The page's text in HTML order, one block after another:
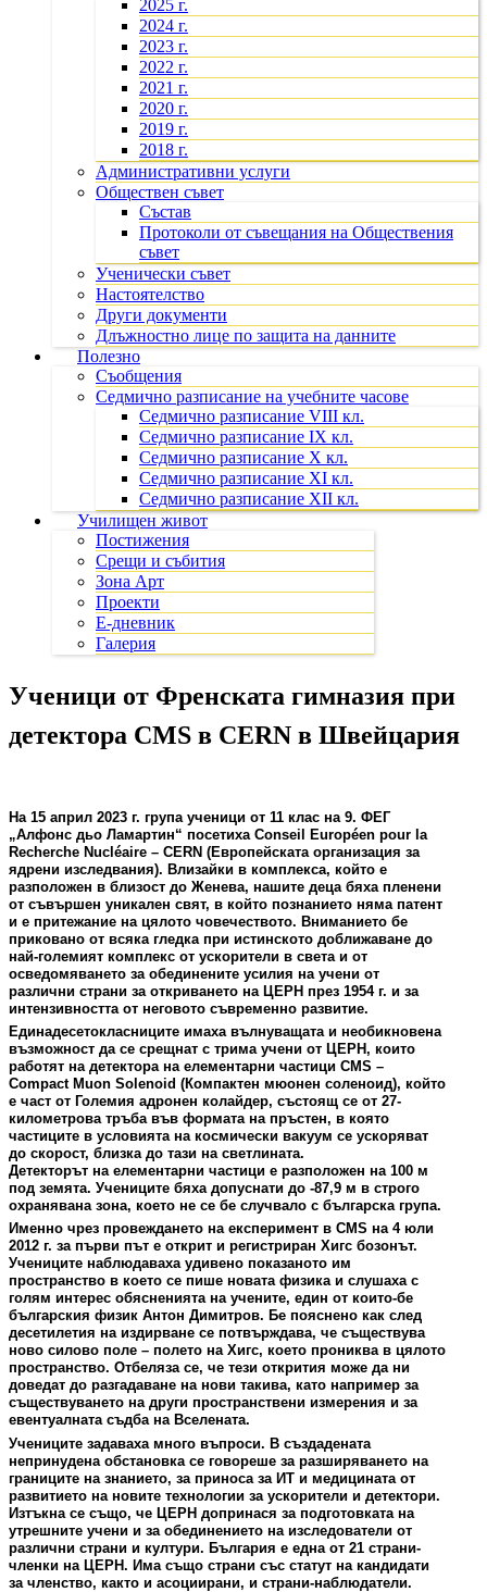
2025 г.
2024 г.
2023 г.
2022 г.
2021 г.
2020 г.
2019 г.
2018 г.
Административни услуги
Обществен съвет
Състав
Протоколи от съвещания на Обществения
съвет
Ученически съвет
Настоятелство
Други документи
Длъжностно лице по защита на данните
Полезно
Съобщения
Седмично разписание на учебните часове
Седмично разписание VIII кл.
Седмично разписание IX кл.
Седмично разписание X кл.
Седмично разписание XI кл.
Седмично разписание XII кл.
Училищен живот
Постижения
Срещи и събития
Зона Арт
Проекти
Е-дневник
Галерия
Ученици от Френската гимназия при
детектора CMS в CERN в Швейцария
На 15 април 2023 г. група ученици от 11 клас на 9. ФЕГ
„Алфонс дьо Ламартин“ посетиха Conseil Européen pour la
Recherche Nucléaire – CERN (Европейската организация за
ядрени изследвания). Влизайки в комплекса, който е
разположен в близост до Женева, нашите деца бяха пленени
от съвършен уникален свят, в който познанието няма патент
и е притежание на цялото човечеството. Вниманието бе
приковано от всяка гледка при истинското доближаване до
най-големият комплекс от ускорители в света и от
осведомяването за обединените усилия на учени от
различни страни за откриването на ЦЕРН през 1954 г. и за
интензивността от неговото съвременно развитие.
Единадесетокласниците имаха вълнуващата и необикновена
възможност да се срещнат с трима учени от ЦЕРН, които
работят на детектора на елементарни частици CMS –
Compact Muon Solenoid (Компактен мюонен соленоид), който
е част от Големия адронен колайдер, състоящ се от 27-
километрова тръба във формата на пръстен, в която
частиците в условията на космически вакуум се ускоряват
до скорост, близка до тази на светлината.
Детекторът на елементарни частици е разположен на 100 м
под земята. Учениците бяха допуснати до -87,9 м в строго
охранявана зона, което не се бе случвало с българска група.
Именно чрез провеждането на експеримент в CMS на 4 юли
2012 г. за първи път е открит и регистриран Хигс бозонът.
Учениците наблюдаваха удивено показаното им
пространство в което се пише новата физика и слушаха с
голям интерес обясненията на учените, един от които-бе
българския физик Антон Димитров. Бе пояснено как след
десетилетия на издирване се потвърждава, че съществува
ново силово поле – полето на Хигс, което прониква в цялото
пространство. Отбеляза се, че тези открития може да ни
доведат до разгадаване на нови такива, като например за
съществуването на други пространствени измерения и за
евентуалната съдба на Вселената.
Учениците задаваха много въпроси. В създадената
непринудена обстановка се говореше за разширяването на
границите на знанието, за приноса за ИТ и медицината от
развитието на новите технологии за ускорители и детектори.
Изтъкна се също, че ЦЕРН допринася за подготовката на
утрешните учени и за обединението на изследователи от
различни страни и култури. България е една от 21 страни-
членки на ЦЕРН. Има също страни със статут на кандидати
за членство, както и асоциирани, и страни-наблюдатели.